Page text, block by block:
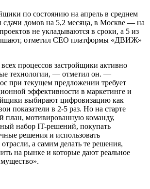
по состоянию на апрель в среднем
сдачи домов на 5,2 месяца, в Москве — на
не укладываются в сроки, а 5 из
отметил CEO платформы «ДВИЖ»
процессов застройщики активно
технологии, — отметил он. —
при текущем предложении требует
эффективности в маркетинге и
выбирают цифровизацию как
показатели в 2-5 раз. Но на старте
план, мотивированную команду,
набор IT-решений, покупать
решения и использовать
а самим делать те решения,
на рынке и которые дают реальное